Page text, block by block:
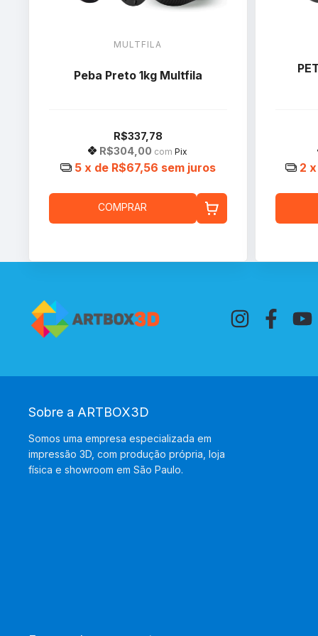
MULTFILA
Peba Preto 1kg Multfila
R$337,78
R$304,00 com Pix
5 x de R$67,56 sem juros
COMPRAR
2
Sobre a ARTBOX3D
Somos uma empresa especializada em
impressão 3D, com produção própria, loja
física e showroom em São Paulo.